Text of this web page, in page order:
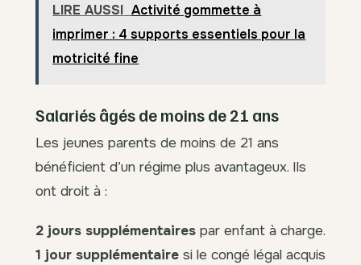
LIRE AUSSI Activité gommette à
imprimer : 4 supports essentiels pour la
motricité fine
Salariés âgés de moins de 21 ans
Les jeunes parents de moins de 21 ans
bénéficient d’un régime plus avantageux. Ils
ont droit à :
2 jours supplémentaires par enfant à charge.
1 jour supplémentaire si le congé légal acquis